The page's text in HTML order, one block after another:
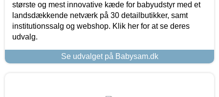
største og mest innovative kæde for babyudstyr med et
landsdækkende netværk på 30 detailbutikker, samt
institutionssalg og webshop. Klik her for at se deres
udvalg.
Se udvalget på Babysam.dk